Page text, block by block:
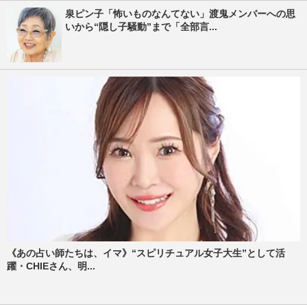
泉ピン子「怖いものなんてない」渡鬼メンバーへの思
いから“隠し子騒動”まで「全部言...
《あの占い師たちは、イマ》“スピリチュアル女子大生”として活
躍・CHIEさん、明...